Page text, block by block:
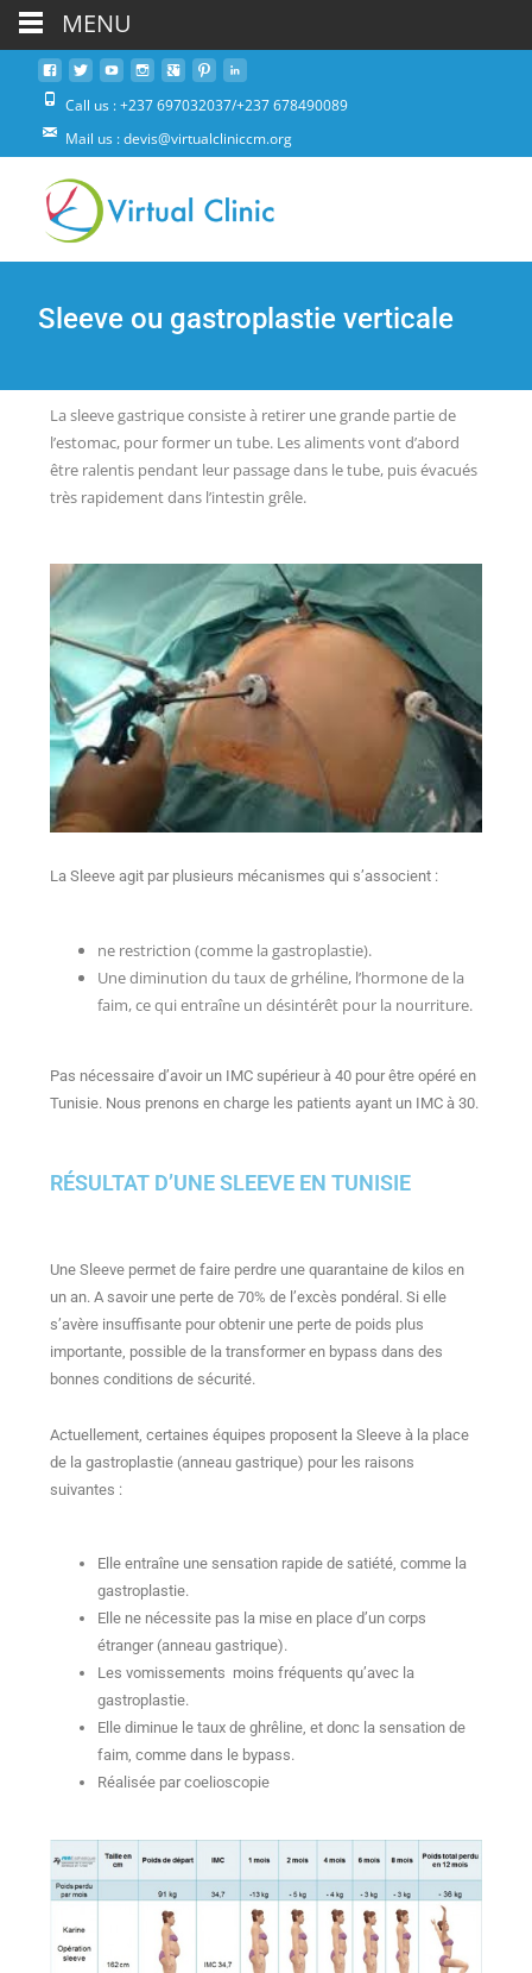
Call us : +237 697032037/+237 678490089
Mail us : devis@virtualcliniccm.org
Sleeve ou gastroplastie verticale
La sleeve gastrique consiste à retirer une grande partie de
l’estomac, pour former un tube. Les aliments vont d’abord
être ralentis pendant leur passage dans le tube, puis évacués
très rapidement dans l’intestin grêle.
La Sleeve agit par plusieurs mécanismes qui s’associent :
ne restriction (comme la gastroplastie).
Une diminution du taux de grhéline, l’hormone de la
faim, ce qui entraîne un désintérêt pour la nourriture.
Pas nécessaire d’avoir un IMC supérieur à 40 pour être opéré en
Tunisie. Nous prenons en charge les patients ayant un IMC à 30.
RÉSULTAT D’UNE SLEEVE EN TUNISIE
Une Sleeve permet de faire perdre une quarantaine de kilos en
un an. A savoir une perte de 70% de l’excès pondéral. Si elle
s’avère insuffisante pour obtenir une perte de poids plus
importante, possible de la transformer en bypass dans des
bonnes conditions de sécurité.
Actuellement, certaines équipes proposent la Sleeve à la place
de la gastroplastie (anneau gastrique) pour les raisons
suivantes :
Elle entraîne une sensation rapide de satiété, comme la
gastroplastie.
Elle ne nécessite pas la mise en place d’un corps
étranger (anneau gastrique).
Les vomissements moins fréquents qu’avec la
gastroplastie.
Elle diminue le taux de ghrêline, et donc la sensation de
faim, comme dans le bypass.
Réalisée par coelioscopie
MENU